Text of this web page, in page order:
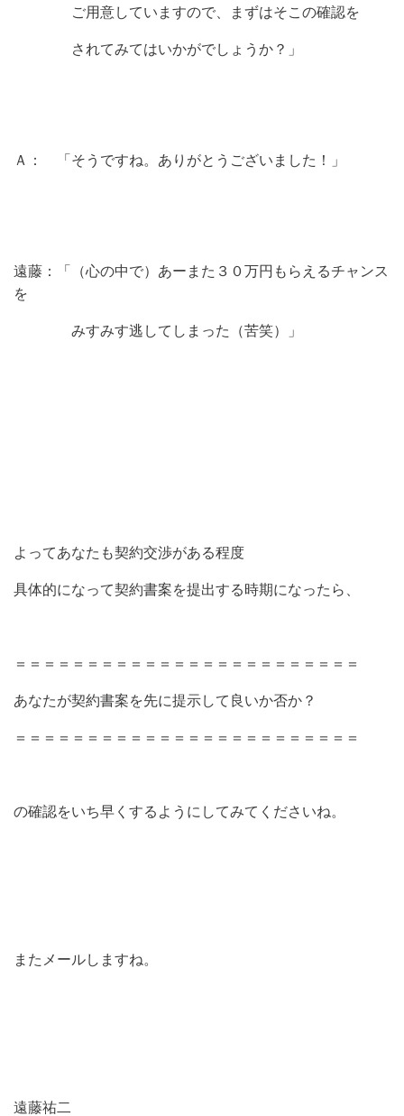
ご用意していますので、まずはそこの確認を
されてみてはいかがでしょうか？」
Ａ： 「そうですね。ありがとうございました！」
遠藤：「（心の中で）あーまた３０万円もらえるチャンス
を
みすみす逃してしまった（苦笑）」
よってあなたも契約交渉がある程度
具体的になって契約書案を提出する時期になったら、
＝＝＝＝＝＝＝＝＝＝＝＝＝＝＝＝＝＝＝＝＝＝＝＝
あなたが契約書案を先に提示して良いか否か？
＝＝＝＝＝＝＝＝＝＝＝＝＝＝＝＝＝＝＝＝＝＝＝＝
の確認をいち早くするようにしてみてくださいね。
またメールしますね。
遠藤祐二